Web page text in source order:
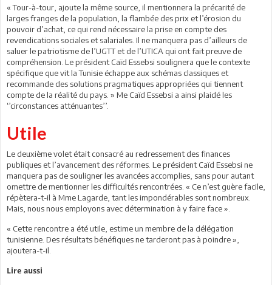
« Tour-à-tour, ajoute la même source, il mentionnera la précarité de
larges franges de la population, la flambée des prix et l’érosion du
pouvoir d’achat, ce qui rend nécessaire la prise en compte des
revendications sociales et salariales. Il ne manquera pas d’ailleurs de
saluer le patriotisme de l’UGTT et de l’UTICA qui ont fait preuve de
compréhension. Le président Caïd Essebsi soulignera que le contexte
spécifique que vit la Tunisie échappe aux schémas classiques et
recommande des solutions pragmatiques appropriées qui tiennent
compte de la réalité du pays. » Me Caïd Essebsi a ainsi plaidé les
‘’circonstances atténuantes’’.
Utile
Le deuxième volet était consacré au redressement des finances
publiques et l’avancement des réformes. Le président Caïd Essebsi ne
manquera pas de souligner les avancées accomplies, sans pour autant
omettre de mentionner les difficultés rencontrées. « Ce n’est guère facile,
répètera-t-il à Mme Lagarde, tant les impondérables sont nombreux.
Mais, nous nous employons avec détermination à y faire face ».
« Cette rencontre a été utile, estime un membre de la délégation
tunisienne. Des résultats bénéfiques ne tarderont pas à poindre »,
ajoutera-t-il.
Lire aussi